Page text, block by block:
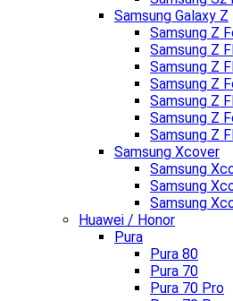
Samsung Galaxy Z
Samsung Z
Samsung Z
Samsung Z
Samsung Z
Samsung Z
Samsung Z
Samsung Z
Samsung Xcover
Samsung
Samsung
Samsung
Huawei / Honor
Pura
Pura 80
Pura 70
Pura 70 Pro